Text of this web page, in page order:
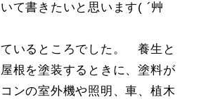
て書きたいと思います( ´艸
いるところでした。 養生と
根を塗装するときに、塗料が
ンの室外機や照明、車、植木